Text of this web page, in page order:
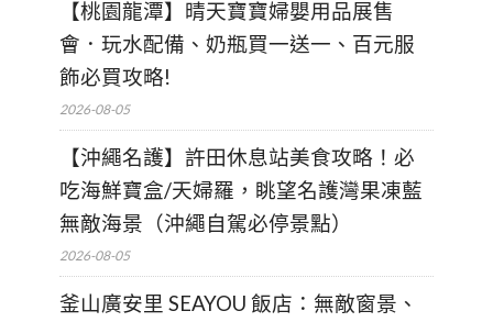
【桃園龍潭】晴天寶寶婦嬰用品展售
會．玩水配備、奶瓶買一送一、百元服
飾必買攻略!
2026-08-05
【沖繩名護】許田休息站美食攻略！必
吃海鮮寶盒/天婦羅，眺望名護灣果凍藍
無敵海景（沖繩自駕必停景點）
2026-08-05
釜山廣安里 SEAYOU 飯店：無敵窗景、